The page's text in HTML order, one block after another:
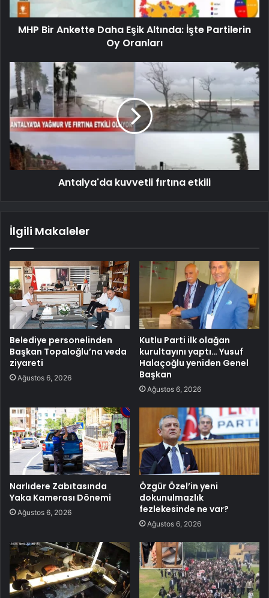
MHP Bir Ankette Daha Eşik Altında: İşte Partilerin
Oy Oranları
Antalya'da kuvvetli fırtına etkili
İlgili Makaleler
Belediye personelinden
Başkan Topaloğlu’na veda
ziyareti
Ağustos 6, 2026
Kutlu Parti ilk olağan
kurultayını yaptı… Yusuf
Halaçoğlu yeniden Genel
Başkan
Ağustos 6, 2026
Narlıdere Zabıtasında
Yaka Kamerası Dönemi
Ağustos 6, 2026
Özgür Özel’in yeni
dokunulmazlık
fezlekesinde ne var?
Ağustos 6, 2026